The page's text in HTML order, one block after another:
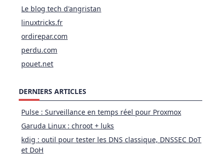
Le blog tech d'angristan
linuxtricks.fr
ordirepar.com
perdu.com
pouet.net
DERNIERS ARTICLES
Pulse : Surveillance en temps réel pour Proxmox
Garuda Linux : chroot + luks
kdig : outil pour tester les DNS classique, DNSSEC DoT
et DoH